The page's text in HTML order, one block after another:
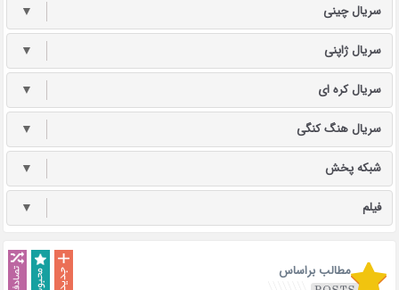
سریال چینی ▼
سریال ژاپنی ▼
سریال کره ای ▼
سریال هنگ کنگی ▼
شبکه پخش ▼
فیلم ▼
مطالب براساس